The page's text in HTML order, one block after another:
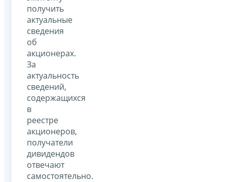
получить
актуальные
сведения
об
акционерах.
За
актуальность
сведений,
содержащихся
в
реестре
акционеров,
получатели
дивидендов
отвечают
самостоятельно.